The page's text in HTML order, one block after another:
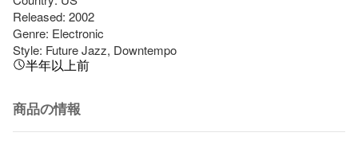
Released: 2002
Genre: Electronic
Style: Future Jazz, Downtempo
半年以上前
商品の情報